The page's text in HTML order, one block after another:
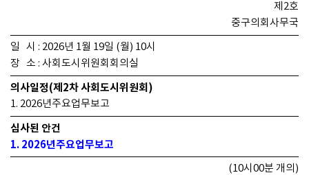
제2호
중구의회사무국
일 시 : 2026년 1월 19일 (월) 10시
장 소 : 사회도시위원회회의실
의사일정(제2차 사회도시위원회)
1. 2026년주요업무보고
심사된 안건
1. 2026년주요업무보고
(10시00분 개의)